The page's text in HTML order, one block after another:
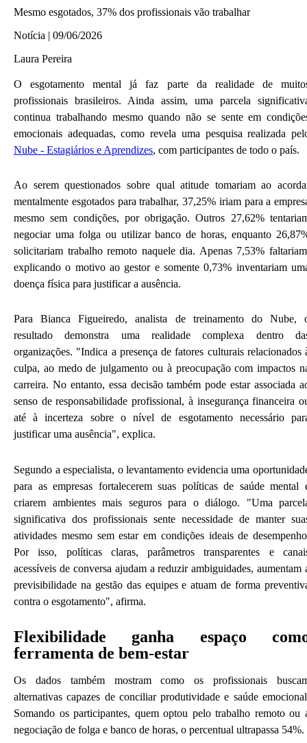
Mesmo esgotados, 37% dos profissionais vão trabalhar
Notícia | 09/06/2026
Laura Pereira
O esgotamento mental já faz parte da realidade de
profissionais brasileiros. Ainda assim, uma parcela
continua trabalhando mesmo quando não se sente em
emocionais adequadas, como revela uma pesquisa realizada
Nube - Estagiários e Aprendizes, com participantes de todo o país.
Ao serem questionados sobre qual atitude tomariam ao
mentalmente esgotados para trabalhar, 37,25% iriam para a
mesmo sem condições, por obrigação. Outros 27,62%
negociar uma folga ou utilizar banco de horas, enquanto
solicitariam trabalho remoto naquele dia. Apenas 7,53%
explicando o motivo ao gestor e somente 0,73% inventariam
doença física para justificar a ausência.
Para Bianca Figueiredo, analista de treinamento do Nube,
resultado demonstra uma realidade complexa dentro
organizações. "Indica a presença de fatores culturais relacionados
culpa, ao medo de julgamento ou à preocupação com impactos
carreira. No entanto, essa decisão também pode estar associada
senso de responsabilidade profissional, à insegurança financeira
até à incerteza sobre o nível de esgotamento necessário
justificar uma ausência", explica.
Segundo a especialista, o levantamento evidencia uma
para as empresas fortalecerem suas políticas de saúde mental
criarem ambientes mais seguros para o diálogo. "Uma
significativa dos profissionais sente necessidade de manter
atividades mesmo sem estar em condições ideais de
Por isso, políticas claras, parâmetros transparentes e
acessíveis de conversa ajudam a reduzir ambiguidades, aumentam
previsibilidade na gestão das equipes e atuam de forma
contra o esgotamento", afirma.
Flexibilidade ganha espaço
ferramenta de bem-estar
Os dados também mostram como os profissionais
alternativas capazes de conciliar produtividade e saúde
Somando os participantes, quem optou pelo trabalho remoto ou
negociação de folga e banco de horas, o percentual ultrapassa 54%.